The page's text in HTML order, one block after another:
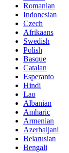
Romanian
Indonesian
Czech
Afrikaans
Swedish
Polish
Basque
Catalan
Esperanto
Hindi
Lao
Albanian
Amharic
Armenian
Azerbaijani
Belarusian
Bengali